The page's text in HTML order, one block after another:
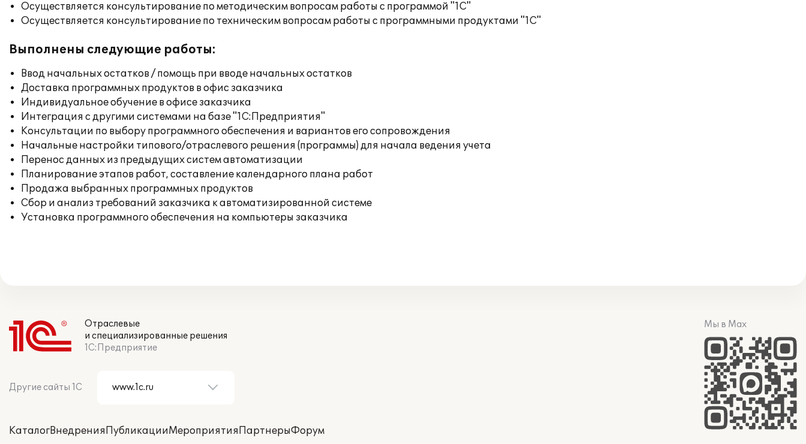
Осуществляется консультирование по методическим вопросам работы с программой "1С"
Осуществляется консультирование по техническим вопросам работы с программными продуктами "1С"
Выполнены следующие работы:
Ввод начальных остатков / помощь при вводе начальных остатков
Доставка программных продуктов в офис заказчика
Индивидуальное обучение в офисе заказчика
Интеграция с другими системами на базе "1С:Предприятия"
Консультации по выбору программного обеспечения и вариантов его сопровождения
Начальные настройки типового/отраслевого решения (программы) для начала ведения учета
Перенос данных из предыдущих систем автоматизации
Планирование этапов работ, составление календарного плана работ
Продажа выбранных программных продуктов
Сбор и анализ требований заказчика к автоматизированной системе
Установка программного обеспечения на компьютеры заказчика
Отраслевые
и специализированные решения
1С:Предприятие
Другие сайты 1С
КаталогВнедренияПубликацииМероприятияПартнерыФорум
Мы в Max